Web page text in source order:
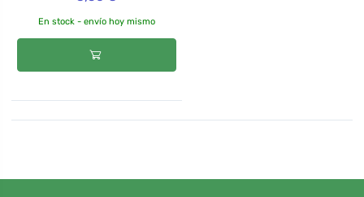
En stock - envío hoy mismo